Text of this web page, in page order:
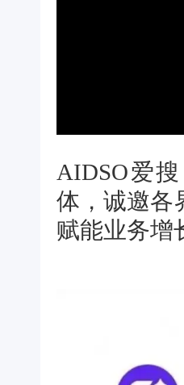
AIDSO爱
体，诚邀各
赋能业务增